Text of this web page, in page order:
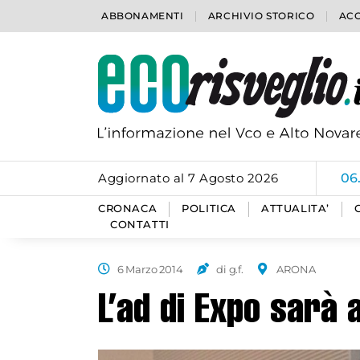
ABBONAMENTI ARCHIVIO STORICO
Aggiornato al 7 Agosto 2026
CRONACA POLITICA ATTUALITA’
CONTATTI
6 Marzo 2014 di g.f. ARONA
L’ad di Expo sarà